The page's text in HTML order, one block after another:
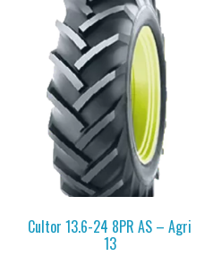
Cultor 13.6-24 8PR AS – Agri
13